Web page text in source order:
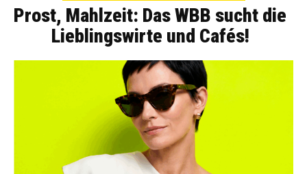
Prost, Mahlzeit: Das WBB sucht die
Lieblingswirte und Cafés!